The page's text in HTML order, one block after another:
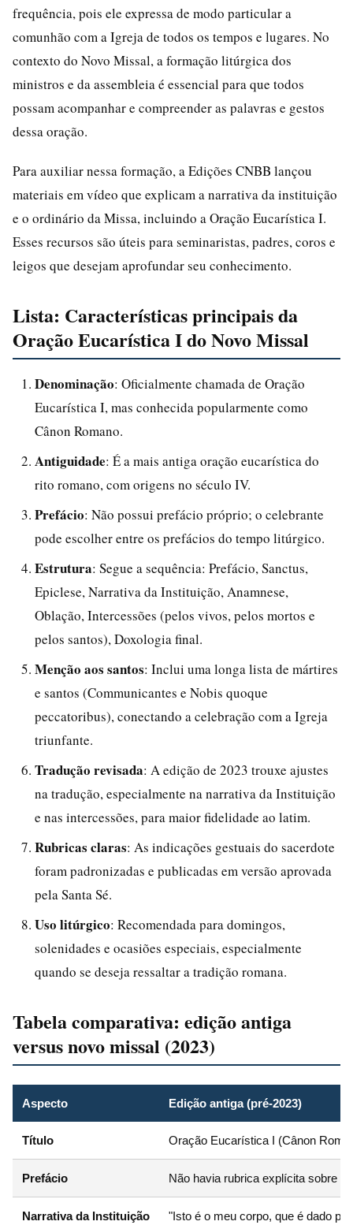
frequência, pois ele expressa de modo particular a
comunhão com a Igreja de todos os tempos e lugares. No
contexto do Novo Missal, a formação litúrgica dos
ministros e da assembleia é essencial para que todos
possam acompanhar e compreender as palavras e gestos
dessa oração.
Para auxiliar nessa formação, a Edições CNBB lançou
materiais em vídeo que explicam a narrativa da instituição
e o ordinário da Missa, incluindo a Oração Eucarística I.
Esses recursos são úteis para seminaristas, padres, coros e
leigos que desejam aprofundar seu conhecimento.
Lista: Características principais da
Oração Eucarística I do Novo Missal
Denominação: Oficialmente chamada de Oração
Eucarística I, mas conhecida popularmente como
Cânon Romano.
Antiguidade: É a mais antiga oração eucarística do
rito romano, com origens no século IV.
Prefácio: Não possui prefácio próprio; o celebrante
pode escolher entre os prefácios do tempo litúrgico.
Estrutura: Segue a sequência: Prefácio, Sanctus,
Epiclese, Narrativa da Instituição, Anamnese,
Oblação, Intercessões (pelos vivos, pelos mortos e
pelos santos), Doxologia final.
Menção aos santos: Inclui uma longa lista de mártires
e santos (Communicantes e Nobis quoque
peccatoribus), conectando a celebração com a Igreja
triunfante.
Tradução revisada: A edição de 2023 trouxe ajustes
na tradução, especialmente na narrativa da Instituição
e nas intercessões, para maior fidelidade ao latim.
Rubricas claras: As indicações gestuais do sacerdote
foram padronizadas e publicadas em versão aprovada
pela Santa Sé.
Uso litúrgico: Recomendada para domingos,
solenidades e ocasiões especiais, especialmente
quando se deseja ressaltar a tradição romana.
Tabela comparativa: edição antiga
versus novo missal (2023)
Aspecto Edição antiga (pré-2023)
Título Oração Eucarística I (Cânon
Prefácio Não havia rubrica explícita sobre
Narrativa da Instituição "Isto é o meu corpo, que é dado